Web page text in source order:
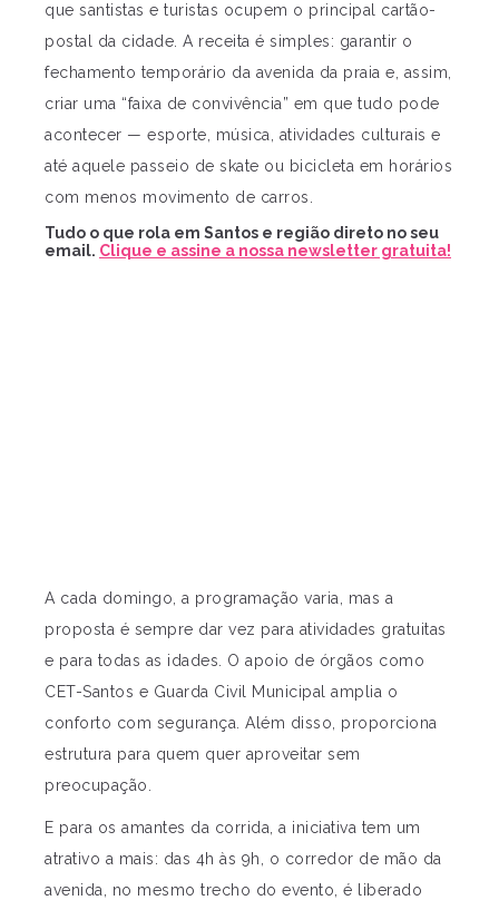
que santistas e turistas ocupem o principal cartão-
postal da cidade. A receita é simples: garantir o
fechamento temporário da avenida da praia e, assim,
criar uma “faixa de convivência” em que tudo pode
acontecer — esporte, música, atividades culturais e
até aquele passeio de skate ou bicicleta em horários
com menos movimento de carros.
Tudo o que rola em Santos e região direto no seu
email. Clique e assine a nossa newsletter gratuita!
A cada domingo, a programação varia, mas a
proposta é sempre dar vez para atividades gratuitas
e para todas as idades. O apoio de órgãos como
CET-Santos e Guarda Civil Municipal amplia o
conforto com segurança. Além disso, proporciona
estrutura para quem quer aproveitar sem
preocupação.
E para os amantes da corrida, a iniciativa tem um
atrativo a mais: das 4h às 9h, o corredor de mão da
avenida, no mesmo trecho do evento, é liberado